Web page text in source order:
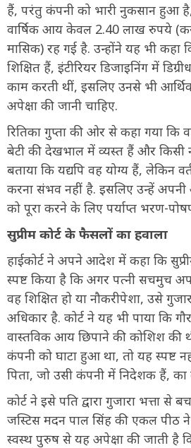
हैं, परंतु कंपनी को भारी नुकसान हुआ
वार्षिक आय केवल 2.40 लाख रुपये
मासिक) रह गई है. उन्होंने यह भी कहा
शिक्षित हैं, इंटीरियर डिजाइनिंग में
काम करती थीं, इसलिए उनसे भी
अपेक्षा की जानी चाहिए.
रितिका गुप्ता की ओर से कहा गया कि
बेटी की देखभाल में व्यस्त हैं और किसी
बताया कि यद्यपि वह योग्य हैं, लेकिन
करना संभव नहीं है. इसलिए उन्हें
को पूरा करने के लिए पर्याप्त भरण-
सुप्रीम कोर्ट के फैसलों का हवाला
हाईकोर्ट ने अपने आदेश में कहा कि
स्पष्ट किया है कि अगर पत्नी सचमुच
वह शिक्षित हो या नौकरीपेशा, उसे
अधिकार है. कोर्ट ने यह भी पाया कि
वास्तविक आय छिपाने की कोशिश की
कंपनी को घाटा हुआ था, तो यह स्पष्ट
पिता, जो उसी कंपनी में निदेशक हैं,
कोर्ट ने इसे पति द्वारा गुजारा भत्ता से
जस्टिस मदन पाल सिंह की एकल पीठ
स्वस्थ पुरुष से यह अपेक्षा की जाती है